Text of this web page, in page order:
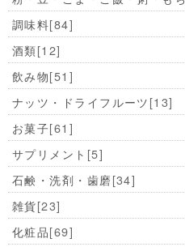
調味料[84]
酒類[12]
飲み物[51]
ナッツ・ドライフルーツ[13]
お菓子[61]
サプリメント [5]
石鹸・洗剤・歯磨[34]
雑貨[23]
化粧品[69]